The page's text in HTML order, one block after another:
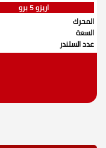
اريزو 5 برو
المحرك
السعة
عدد السلندر